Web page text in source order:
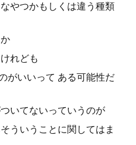
やつかもしくは違う種類
れども
がいいって ある可能性だ
いてないっていうのが
ういうことに関してはま